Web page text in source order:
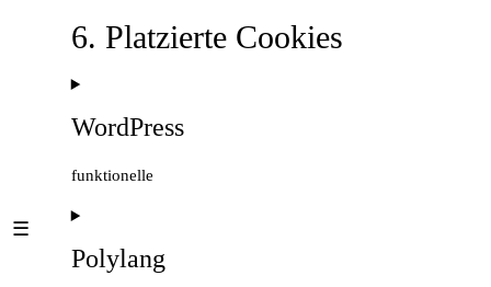
☰
6. Platzierte Cookies
WordPress
funktionelle
Consent
service
Polylang